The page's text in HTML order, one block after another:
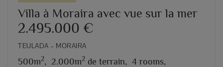
Villa à Moraira avec vue sur la mer
2.495.000 €
TEULADA – MORAIRA
500m2, 2.000m2 de terrain, 4 rooms,